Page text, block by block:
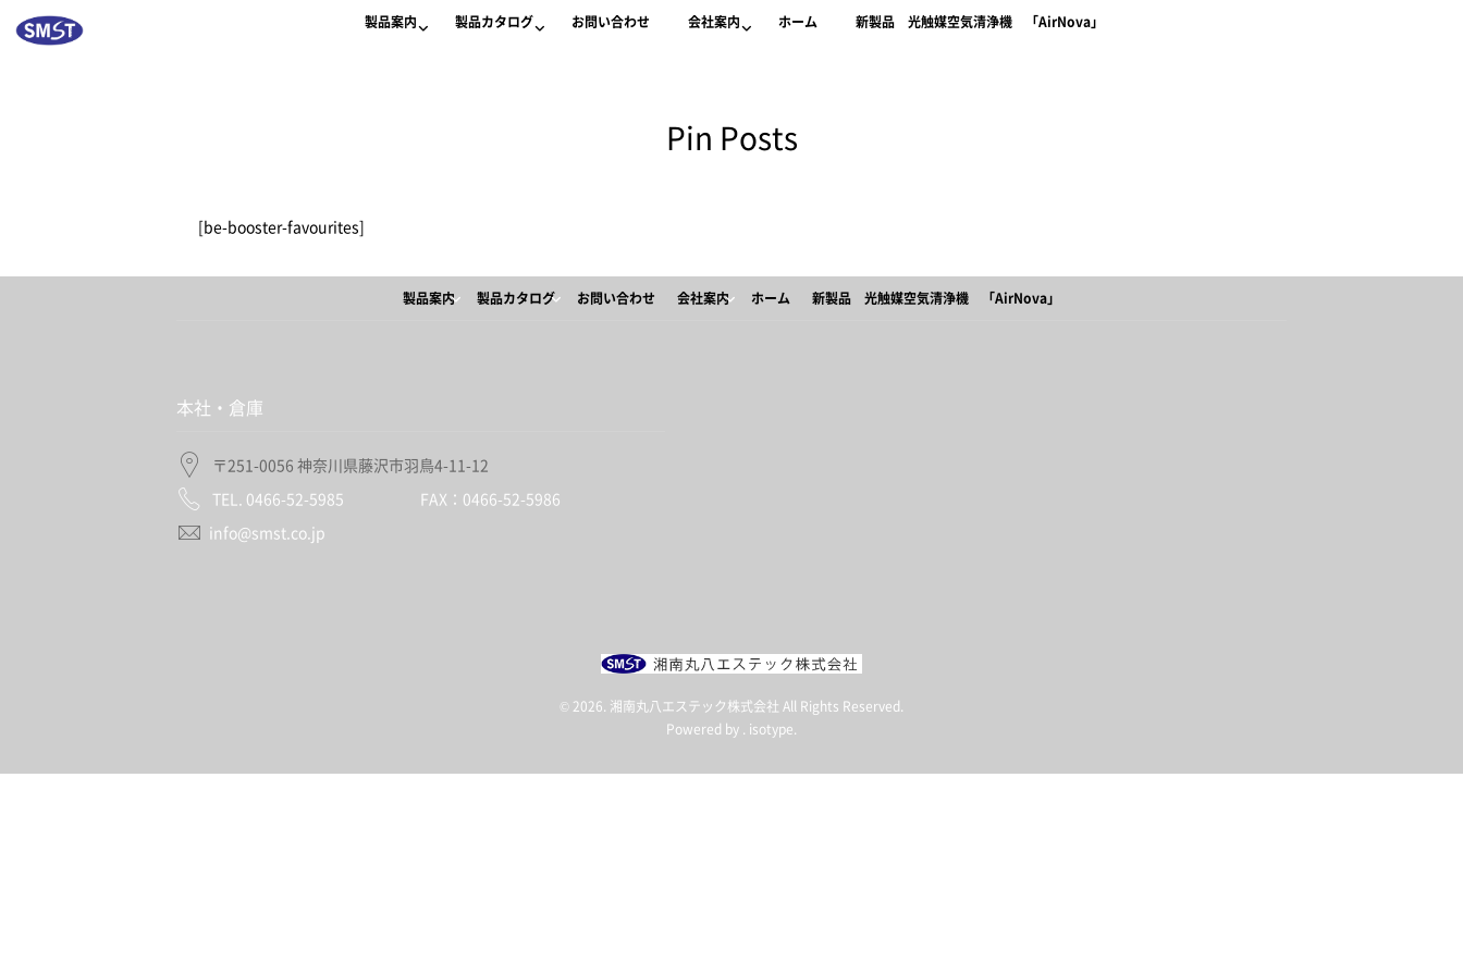
製品案内 製品カタログ お問い合わせ 会社案内 ホーム 新製品 光触媒空気清浄機 「AirNova」
Pin Posts
[be-booster-favourites]
製品案内 製品カタログ お問い合わせ 会社案内 ホーム 新製品 光触媒空気清浄機 「AirNova」
本社・倉庫
〒251-0056 神奈川県藤沢市羽鳥4-11-12
TEL. 0466-52-5985 FAX：0466-52-5986
info@smst.co.jp
© 2026. 湘南丸八エステック株式会社 All Rights Reserved.
Powered by . isotype